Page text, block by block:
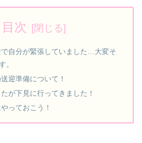
目次
自分が緊張していました…大変そ
。
迎準備について！
が下見に行ってきました！
っておこう！